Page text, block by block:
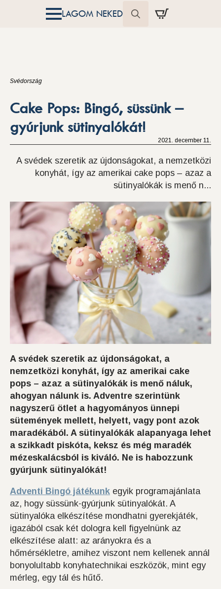
LAGOM NEKED
Svédország
Cake Pops: Bingó, süssünk –
gyúrjunk sütinyalókát!
2021. december 11.
A svédek szeretik az újdonságokat, a nemzetközi
konyhát, így az amerikai cake pops – azaz a
sütinyalókák is menő n...
A svédek szeretik az újdonságokat, a
nemzetközi konyhát, így az amerikai cake
pops – azaz a sütinyalókák is menő náluk,
ahogyan nálunk is. Adventre szerintünk
nagyszerű ötlet a hagyományos ünnepi
sütemények mellett, helyett, vagy pont azok
maradékából. A sütinyalókák alapanyaga lehet
a szikkadt piskóta, keksz és még maradék
mézeskalácsból is kiváló. Ne is habozzunk
gyúrjunk sütinyalókát!
Adventi Bingó játékunk egyik programajánlata
az, hogy süssünk-gyúrjunk sütinyalókát. A
sütinyalóka elkészítése mondhatni gyerekjáték,
igazából csak két dologra kell figyelnünk az
elkészítése alatt: az arányokra és a
hőmérsékletre, amihez viszont nem kellenek annál
bonyolultabb konyhatechnikai eszközök, mint egy
mérleg, egy tál és hűtő.